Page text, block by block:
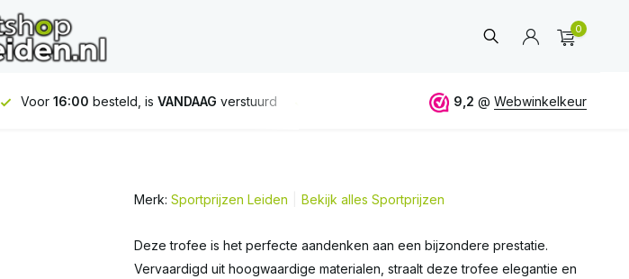
Account
0
Voor 16:00 besteld, is VANDAAG verstuurd verzending vanaf 50€ ALTIJDeerlijk
9,2 @ Webwinkelkeur
Merk: Sportprijzen Leiden Bekijk alles Sportprijzen
Deze trofee is het perfecte aandenken aan een bijzondere prestatie.
Vervaardigd uit hoogwaardige materialen, straalt deze trofee elegantie en